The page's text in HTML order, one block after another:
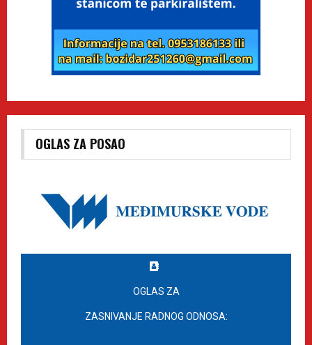
OGLAS ZA POSAO
OGLAS ZA
ZASNIVANJE RADNOG ODNOSA: